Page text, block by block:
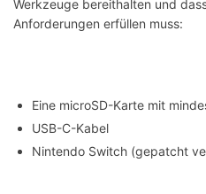
Werkzeuge bereithalten und
Anforderungen erfüllen muss:
Eine microSD-Karte mit
USB-C-Kabel
Nintendo Switch (gepatcht